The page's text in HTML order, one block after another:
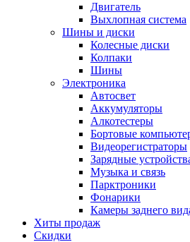
Двигатель
Выхлопная система
Шины и диски
Колесные диски
Колпаки
Шины
Электроника
Автосвет
Аккумуляторы
Алкотестеры
Бортовые
Видеорегистраторы
Зарядные
Музыка и связь
Парктроники
Фонарики
Камеры заднего
Хиты продаж
Скидки